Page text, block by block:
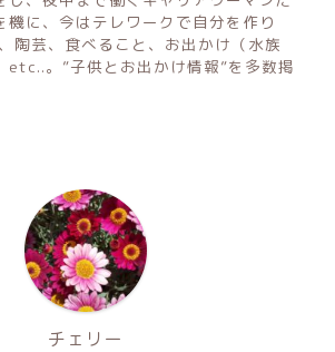
機に、今はテレワークで自分を作り
陶芸、食べること、お出かけ（水族
etc..。”子供とお出かけ情報”を多数掲
チェリー